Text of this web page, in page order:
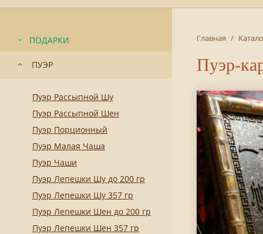
ПОДАРКИ
ПУЭР
Пуэр Рассыпной Шу
Пуэр Рассыпной Шен
Пуэр Порционный
Пуэр Малая Чаша
Пуэр Чаши
Пуэр Лепешки Шу до 200 гр
Пуэр Лепешки Шу 357 гр
Пуэр Лепешки Шен до 200 гр
Пуэр Лепешки Шен 357 гр
Главная /
Пуэр-